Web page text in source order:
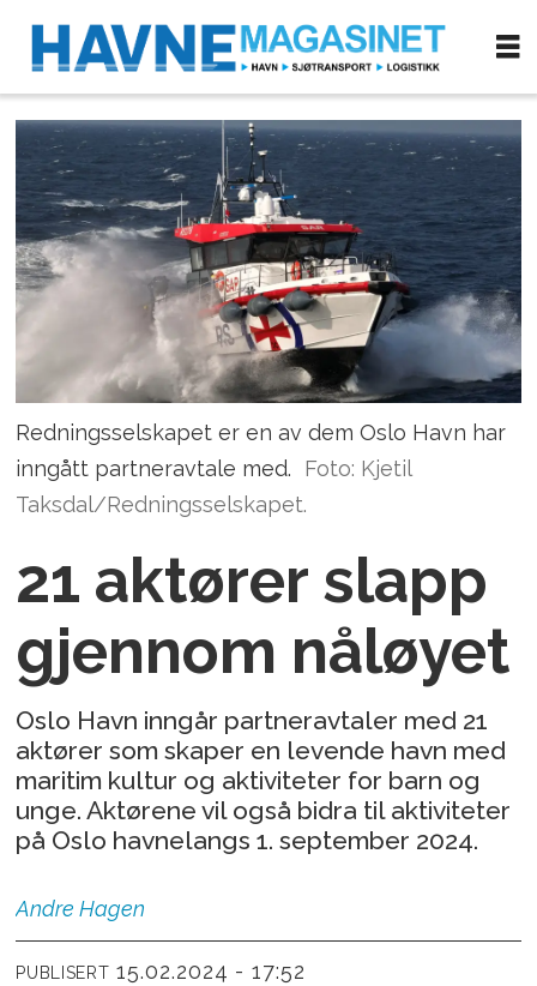
Redningsselskapet er en av dem Oslo Havn har
inngått partneravtale med.
Foto: Kjetil
Taksdal/Redningsselskapet.
21 aktører slapp
gjennom nåløyet
Oslo Havn inngår partneravtaler med 21
aktører som skaper en levende havn med
maritim kultur og aktiviteter for barn og
unge. Aktørene vil også bidra til aktiviteter
på Oslo havnelangs 1. september 2024.
Andre Hagen
PUBLISERT 15.02.2024 - 17:52